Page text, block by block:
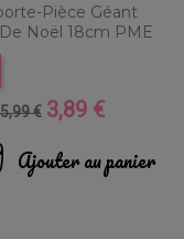
Pièce Géant
Noël 18cm PME
Prix
5,99 € Prix
3,89 €
Ajouter au panier